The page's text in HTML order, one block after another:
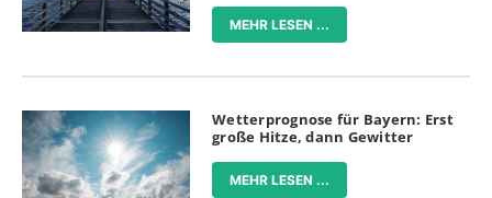
MEHR LESEN ...
Wetterprognose für Bayern: Erst
große Hitze, dann Gewitter
MEHR LESEN ...